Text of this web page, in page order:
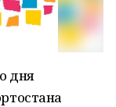
дня